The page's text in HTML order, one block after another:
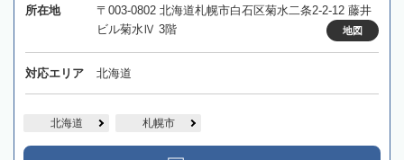
所在地
〒003-0802 北海道札幌市白石区菊水二条2-2-12 藤井
ビル菊水Ⅳ 3階
地図
対応エリア 北海道
北海道 札幌市